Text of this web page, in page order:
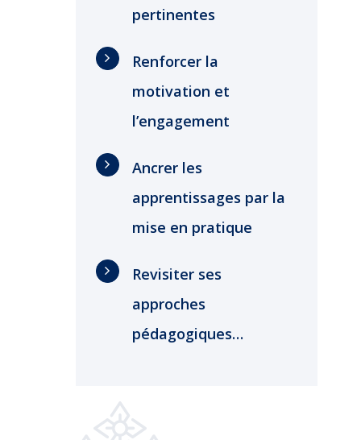
pertinentes
Renforcer la
motivation et
l’engagement
Ancrer les
apprentissages par la
mise en pratique
Revisiter ses
approches
pédagogiques…